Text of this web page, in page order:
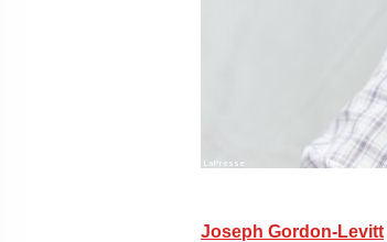
LaPresse
Joseph Gordon-Levitt